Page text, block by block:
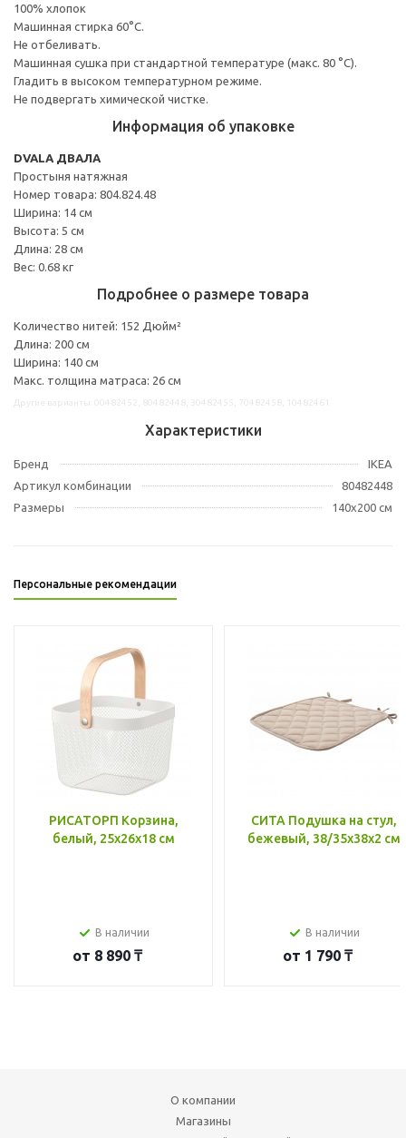
100% хлопок
Машинная стирка 60°С.
Не отбеливать.
Машинная сушка при стандартной температуре (макс. 80 °C).
Гладить в высоком температурном режиме.
Не подвергать химической чистке.
Информация об упаковке
DVALA ДВАЛА
Простыня натяжная
Номер товара: 804.824.48
Ширина: 14 см
Высота: 5 см
Длина: 28 см
Вес: 0.68 кг
Подробнее о размере товара
Количество нитей: 152 Дюйм²
Длина: 200 см
Ширина: 140 см
Макс. толщина матраса: 26 см
Характеристики
Бренд
IKEA
Артикул комбинации
80482448
Размеры
140x200 см
Персональные рекомендации
РИСАТОРП Корзина,
белый, 25x26x18 см
В наличии
от 8 890 ₸
СИТА Подушка на стул,
бежевый, 38/35x38x2 см
В наличии
от 1 790 ₸
О компании
Магазины